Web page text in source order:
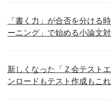
「書く力」が合否を分け
ーニング」で始める小論文
新しくなった「Ｚ会テスト
ンロードもテスト作成もこ